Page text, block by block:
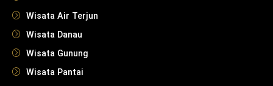
Wisata Air Terjun
Wisata Danau
Wisata Gunung
Wisata Pantai